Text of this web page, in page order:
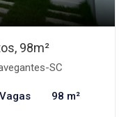
98m²
SC
98 m²